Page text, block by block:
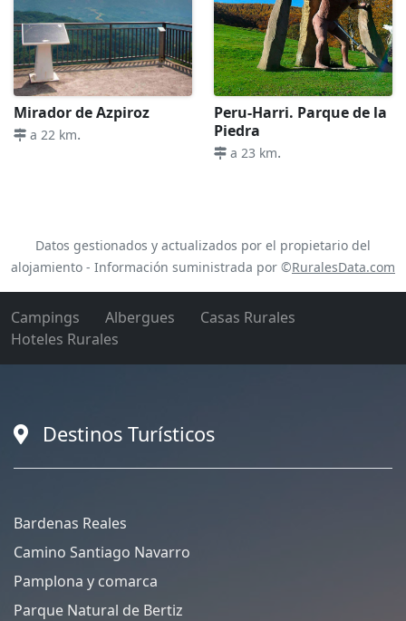
Mirador de Azpiroz
a 22 km.
Peru-Harri. Parque de la
Piedra
a 23 km.
Datos gestionados y actualizados por el propietario del
alojamiento - Información suministrada por ©RuralesData.com
Campings Albergues
Casas Rurales
Hoteles Rurales
Destinos Turísticos
Bardenas Reales
Camino Santiago Navarro
Pamplona y comarca
Parque Natural de Bertiz